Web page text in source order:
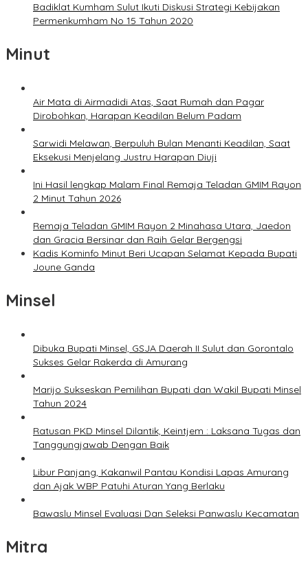
Badiklat Kumham Sulut Ikuti Diskusi Strategi Kebijakan
Permenkumham No 15 Tahun 2020
Minut
Air Mata di Airmadidi Atas, Saat Rumah dan Pagar
Dirobohkan, Harapan Keadilan Belum Padam
Sarwidi Melawan, Berpuluh Bulan Menanti Keadilan, Saat
Eksekusi Menjelang Justru Harapan Diuji
Ini Hasil lengkap Malam Final Remaja Teladan GMIM Rayon
2 Minut Tahun 2026
Remaja Teladan GMIM Rayon 2 Minahasa Utara, Jaedon
dan Gracia Bersinar dan Raih Gelar Bergengsi
Kadis Kominfo Minut Beri Ucapan Selamat Kepada Bupati
Joune Ganda
Minsel
Dibuka Bupati Minsel, GSJA Daerah II Sulut dan Gorontalo
Sukses Gelar Rakerda di Amurang
Marijo Sukseskan Pemilihan Bupati dan Wakil Bupati Minsel
Tahun 2024
Ratusan PKD Minsel Dilantik, Keintjem : Laksana Tugas dan
Tanggungjawab Dengan Baik
Libur Panjang, Kakanwil Pantau Kondisi Lapas Amurang
dan Ajak WBP Patuhi Aturan Yang Berlaku
Bawaslu Minsel Evaluasi Dan Seleksi Panwaslu Kecamatan
Mitra